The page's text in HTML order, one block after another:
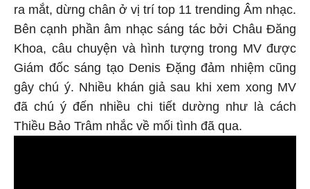
ra mắt, dừng chân ở vị trí top 11 trending Âm nhạc.
Bên cạnh phần âm nhạc sáng tác bởi Châu Đăng
Khoa, câu chuyện và hình tượng trong MV được
Giám đốc sáng tạo Denis Đặng đảm nhiệm cũng
gây chú ý. Nhiều khán giả sau khi xem xong MV
đã chú ý đến nhiều chi tiết dường như là cách
Thiều Bảo Trâm nhắc về mối tình đã qua.